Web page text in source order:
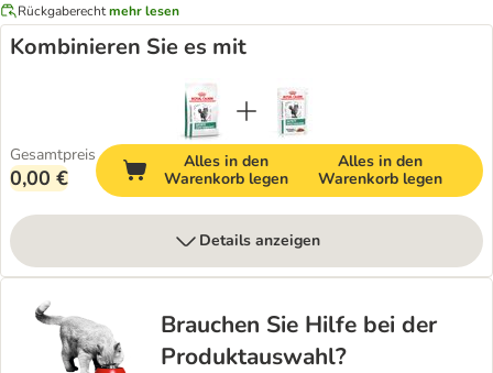
Rückgaberechtmehr lesen
Kombinieren Sie es mit
Gesamtpreis
0,00 €
Alles in den
Warenkorb legen
Alles in den
Warenkorb legen
Details anzeigen
Brauchen Sie Hilfe bei der
Produktauswahl?